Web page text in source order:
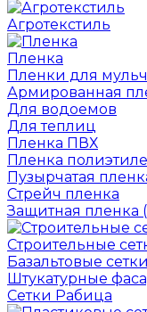
Агротекстиль
Пленка
Пленки для
Армированная
Для водоемов
Для теплиц
Пленка ПВХ
Пленка
Пузырчатая
Cтрейч пленка
Защитная пленка
Строительные
Базальтовые сетки
Штукатурные
Сетки Рабица